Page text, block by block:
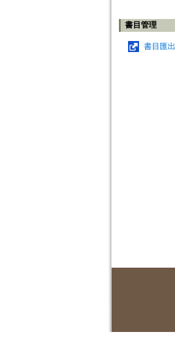
書目管理
書目匯出